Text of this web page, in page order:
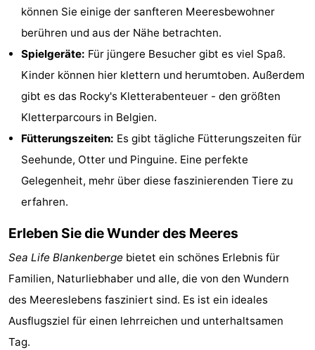
Schwimmbader
Radfahren
-
Wandern
Golfplatze
Surfen
Essen
und
trinken
Veranstaltungen
Praktisch
Forum
Route
-
können Sie einige der sanfteren Meeresbewohner
berühren und aus der Nähe betrachten.
Spielgeräte: Für jüngere Besucher gibt es viel Spaß.
Kinder können hier klettern und herumtoben. Außerdem
gibt es das Rocky's Kletterabenteuer - den größten
Kletterparcours in Belgien.
Fütterungszeiten: Es gibt tägliche Fütterungszeiten für
Seehunde, Otter und Pinguine. Eine perfekte
Gelegenheit, mehr über diese faszinierenden Tiere zu
erfahren.
Erleben Sie die Wunder des Meeres
Sea Life Blankenberge bietet ein schönes Erlebnis für
Familien, Naturliebhaber und alle, die von den Wundern
des Meereslebens fasziniert sind. Es ist ein ideales
Ausflugsziel für einen lehrreichen und unterhaltsamen
Tag.